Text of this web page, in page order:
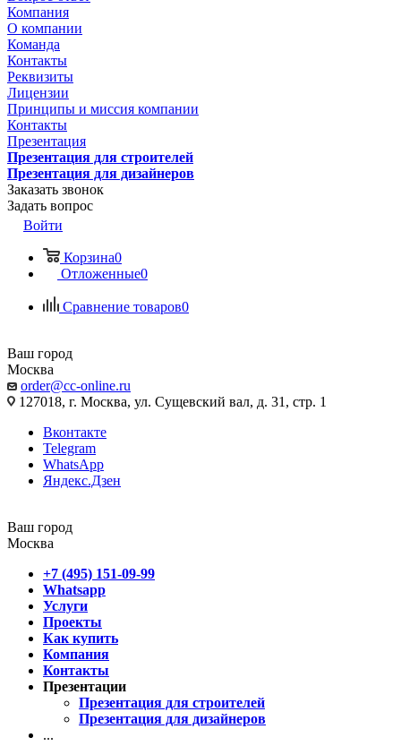
Компания
О компании
Команда
Контакты
Реквизиты
Лицензии
Принципы и миссия компании
Контакты
Презентация
Презентация для строителей
Презентация для дизайнеров
Заказать звонок
Задать вопрос
Войти
Корзина0
Отложенные0
Сравнение товаров0
Ваш город
Москва
order@cc-online.ru
127018, г. Москва, ул. Сущевский вал, д. 31, стр. 1
Вконтакте
Telegram
WhatsApp
Яндекс.Дзен
Ваш город
Москва
+7 (495) 151-09-99
Whatsapp
Услуги
Проекты
Как купить
Компания
Контакты
Презентации
Презентация для строителей
Презентация для дизайнеров
...